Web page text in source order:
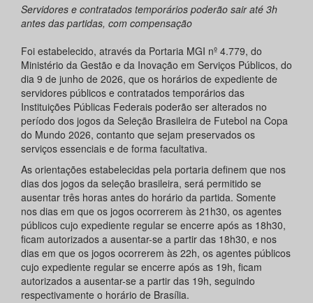
Servidores e contratados temporários poderão sair até 3h
antes das partidas, com compensação
Foi estabelecido, através da Portaria MGI nº 4.779, do
Ministério da Gestão e da Inovação em Serviços Públicos, do
dia 9 de junho de 2026, que os horários de expediente de
servidores públicos e contratados temporários das
Instituições Públicas Federais poderão ser alterados no
período dos jogos da Seleção Brasileira de Futebol na Copa
do Mundo 2026, contanto que sejam preservados os
serviços essenciais e de forma facultativa.
As orientações estabelecidas pela portaria definem que nos
dias dos jogos da seleção brasileira, será permitido se
ausentar três horas antes do horário da partida. Somente
nos dias em que os jogos ocorrerem às 21h30, os agentes
públicos cujo expediente regular se encerre após as 18h30,
ficam autorizados a ausentar-se a partir das 18h30, e nos
dias em que os jogos ocorrerem às 22h, os agentes públicos
cujo expediente regular se encerre após as 19h, ficam
autorizados a ausentar-se a partir das 19h, seguindo
respectivamente o horário de Brasília.